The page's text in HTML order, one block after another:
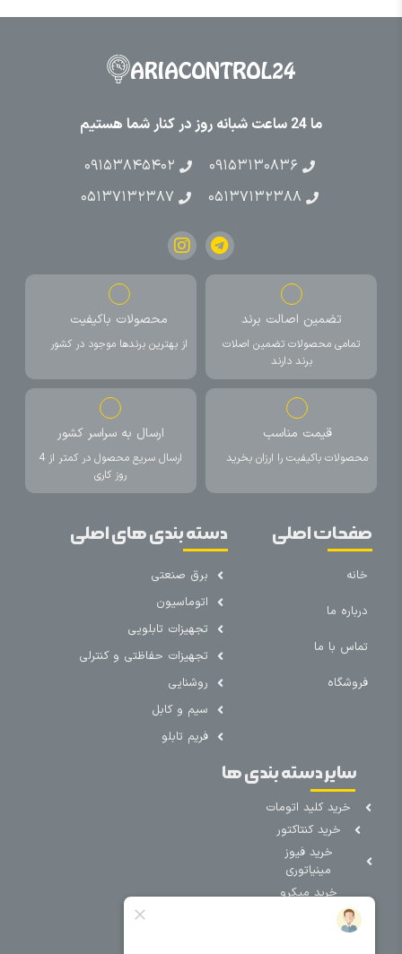
ما 24 ساعت شبانه روز در کنار شما هستیم
۰۹۱۵۳۱۳۰۸۳۶
۰۹۱۵۳۸۴۵۴۰۲
۰۵۱۳۷۱۳۲۳۸۸
۰۵۱۳۷۱۳۲۳۸۷
تضمین اصالت برند
تمامی محصولات تضمین اصلات
برند دارند
محصولات باکیفیت
از بهترین برندها موجود در کشور
قیمت مناسب
محصولات باکیفیت را ارزان بخرید
ارسال به سراسر کشور
ارسال سریع محصول در کمتر از 4
روز کاری
صفحات اصلی
خانه
درباره ما
تماس با ما
فروشگاه
دسته بندی های اصلی
برق صنعتی
اتوماسیون
تجهیزات تابلویی
تجهیزات حفاظتی و کنترلی
روشنایی
سیم و کابل
فریم تابلو
سایر دسته بندی ها
خرید کلید اتومات
خرید کنتاکتور
خرید فیوز
مینیاتوری
خرید میکرو